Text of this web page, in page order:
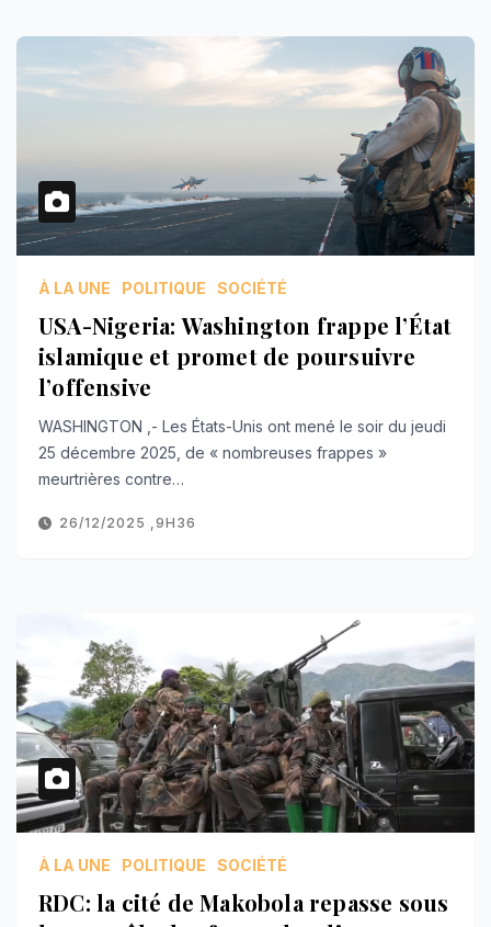
À LA UNE POLITIQUE SOCIÉTÉ
USA-Nigeria: Washington frappe l’État
islamique et promet de poursuivre
l’offensive
WASHINGTON ,- Les États-Unis ont mené le soir du jeudi
25 décembre 2025, de « nombreuses frappes »
meurtrières contre…
26/12/2025 ,9H36
À LA UNE POLITIQUE SOCIÉTÉ
RDC: la cité de Makobola repasse sous